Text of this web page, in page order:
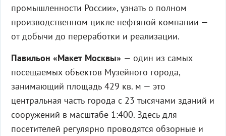
промышленности России», узнать о полном
производственном цикле нефтяной компании —
от добычи до переработки и реализации.
Павильон «Макет Москвы» — один из самых
посещаемых объектов Музейного города,
занимающий площадь 429 кв. м — это
центральная часть города с 23 тысячами зданий и
сооружений в масштабе 1:400. Здесь для
посетителей регулярно проводятся обзорные и